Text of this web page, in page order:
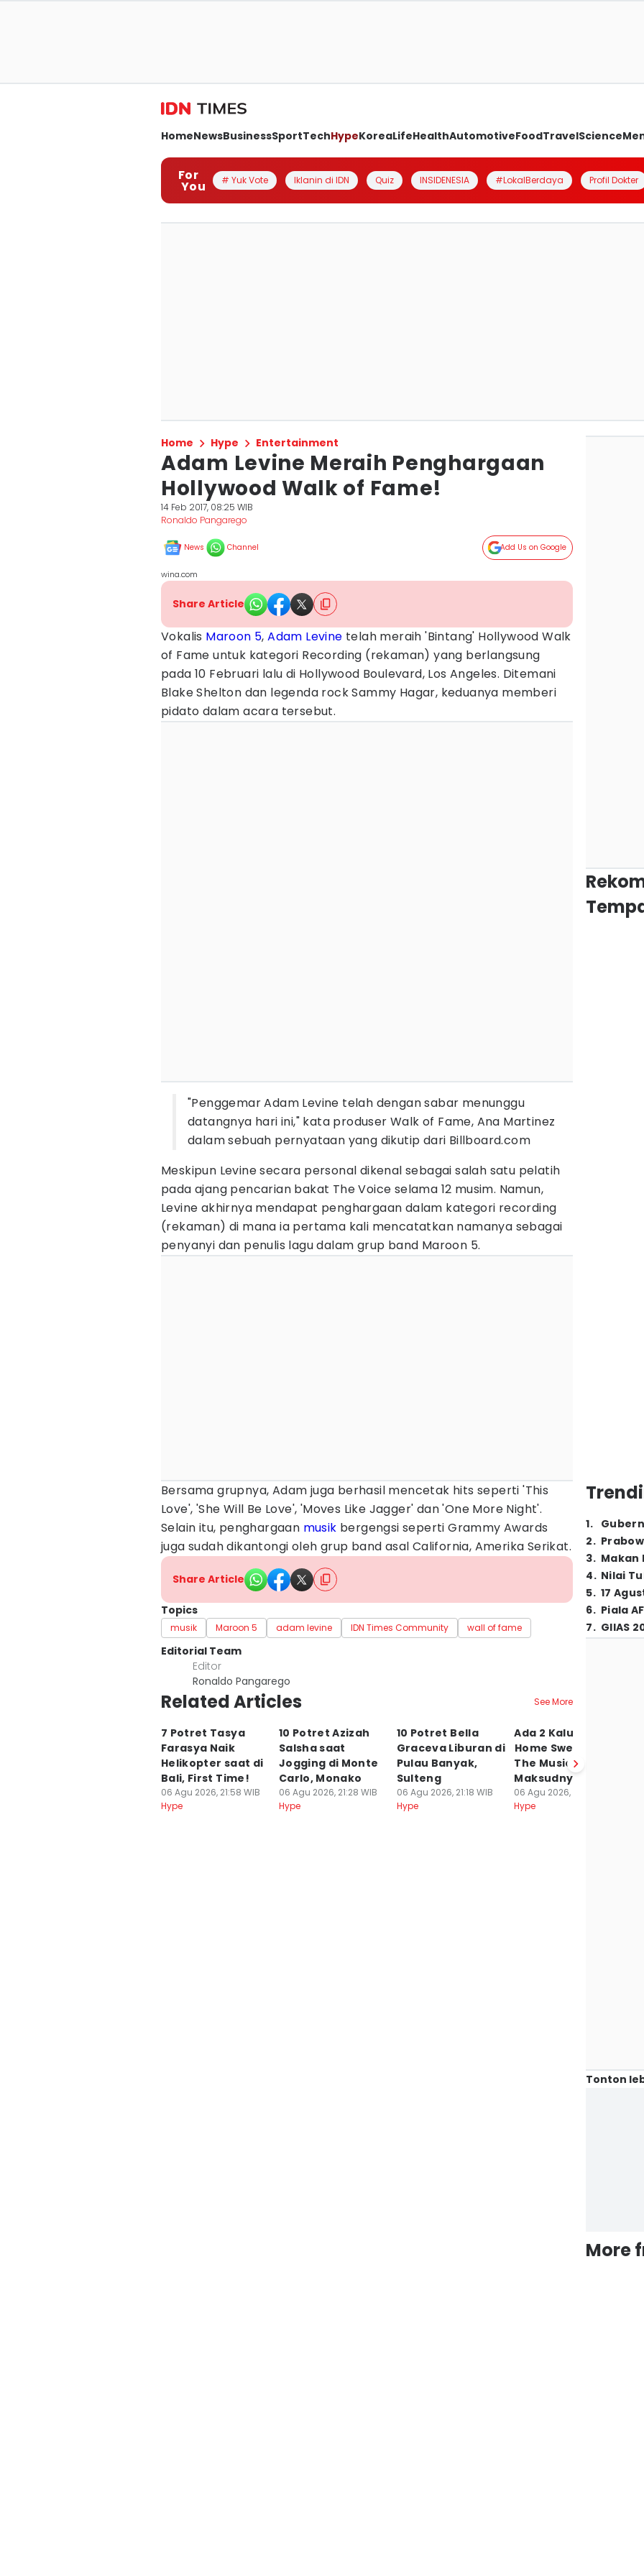
HomeNewsBusinessSportTechHypeKoreaLifeHealthAutomotiveFoodTravelScience
For
You # Yuk Vote Iklanin di IDN Quiz INSIDENESIA #LokalBerdaya Profil Dokter
Home Hype Entertainment
Adam Levine Meraih Penghargaan
Hollywood Walk of Fame!
14 Feb 2017, 08:25 WIB
Ronaldo Pangarego
News Channel Add Us on Google
wina.com
Share Article
Vokalis Maroon 5,Adam Levine telah meraih 'Bintang' Hollywood Walk
of Fame untuk kategori Recording (rekaman) yang berlangsung
pada 10 Februari lalu di Hollywood Boulevard, Los Angeles. Ditemani
Blake Shelton dan legenda rock Sammy Hagar, keduanya memberi
pidato dalam acara tersebut.
"Penggemar Adam Levine telah dengan sabar menunggu
datangnya hari ini," kata produser Walk of Fame, Ana Martinez
dalam sebuah pernyataan yang dikutip dari Billboard.com
Meskipun Levine secara personal dikenal sebagai salah satu pelatih
pada ajang pencarian bakat The Voice selama 12 musim. Namun,
Levine akhirnya mendapat penghargaan dalam kategori recording
(rekaman) di mana ia pertama kali mencatatkan namanya sebagai
penyanyi dan penulis lagu dalam grup band Maroon 5.
Bersama grupnya, Adam juga berhasil mencetak hits seperti 'This
Love', 'She Will Be Love', 'Moves Like Jagger' dan 'One More Night'.
Selain itu, penghargaan musik bergengsi seperti Grammy Awards
juga sudah dikantongi oleh grup band asal California, Amerika Serikat.
Share Article
Topics
musik Maroon 5 adam levine IDN Times Community wall of fame
Editorial Team
Editor
Ronaldo Pangarego
Related Articles See More
7 Potret Tasya
Farasya Naik
Helikopter saat di
Bali, First Time!
06 Agu 2026, 21:58 WIB
Hype
10 Potret Azizah
Salsha saat
Jogging di Monte
Carlo, Monako
06 Agu 2026, 21:28 WIB
Hype
10 Potret Bella
Graceva Liburan di
Pulau Banyak,
Sulteng
06 Agu 2026, 21:18 WIB
Hype
Ada 2 Kaluna di
⁠Home Sweet Loan
The Musical, Apa
Maksudnya?
06 Agu 2026, 20:38 WIB
Hype
1.
2.
3. Makan
4. Nilai
5. 17
6. Piala
7. GIIAS
Tonton
More